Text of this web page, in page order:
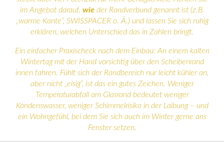
im Angebot darauf, wieder Randverbund genannt ist (z.B.
„warme Kante“, SWISSPACER o. Ä.) und lassen Sie sich ruhig
erklären, welchen Unterschied das in Zahlen bringt.
Ein einfacher Praxischeck nach dem Einbau: An einem kalten
Wintertag mit der Hand vorsichtig über den Scheibenrand
innen fahren. Fühlt sich der Randbereich nur leicht kühler an,
aber nicht „eisig“, ist das ein gutes Zeichen. Weniger
Temperaturabfall am Glasrand bedeutet weniger
Kondenswasser, weniger Schimmelrisiko in der Laibung – und
ein Wohngefühl, bei dem Sie sich auch im Winter gerne ans
Fenster setzen.